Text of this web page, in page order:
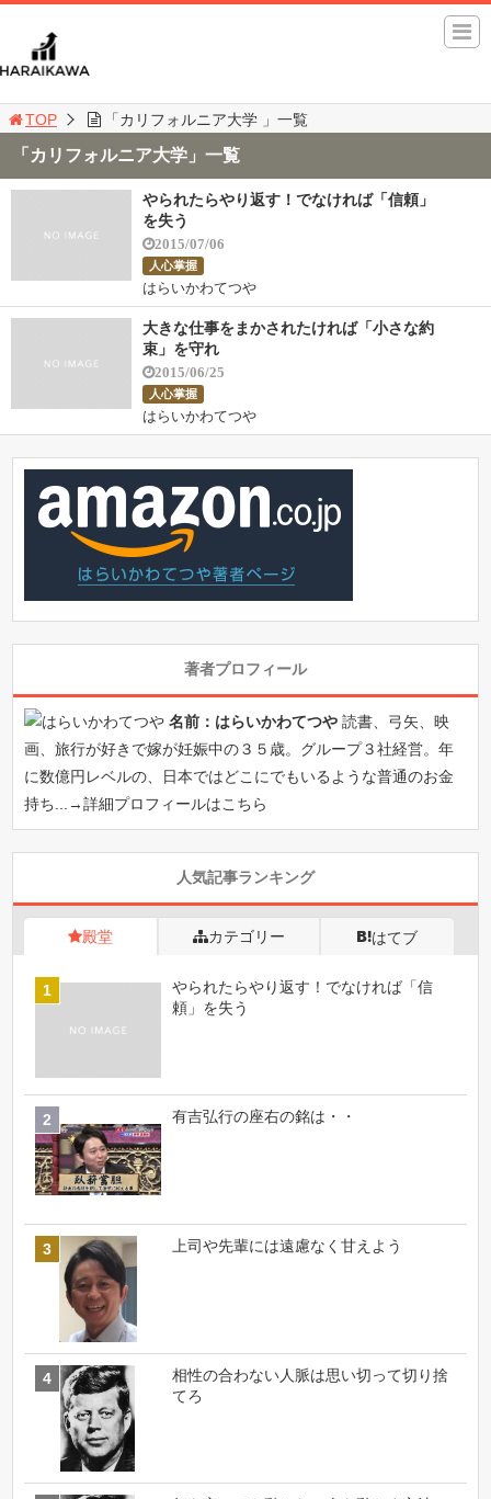
TOP 「カリフォルニア大学 」一覧
「カリフォルニア大学」一覧
やられたらやり返す！でなければ「信頼」
を失う
2015/07/06
人心掌握
はらいかわてつや
大きな仕事をまかされたければ「小さな約
束」を守れ
2015/06/25
人心掌握
はらいかわてつや
著者プロフィール
名前：はらいかわてつや 読書、弓矢、映
画、旅行が好きで嫁が妊娠中の３５歳。グループ３社経営。年
に数億円レベルの、日本ではどこにでもいるような普通のお金
持ち...→詳細プロフィールはこちら
人気記事ランキング
殿堂 カテゴリー はてブ
やられたらやり返す！でなければ「信
頼」を失う
有吉弘行の座右の銘は・・
上司や先輩には遠慮なく甘えよう
相性の合わない人脈は思い切って切り捨
てろ